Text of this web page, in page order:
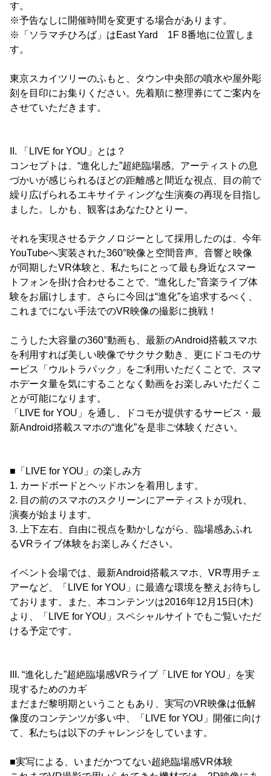
す。
※予告なしに開催時間を変更する場合があります。
※「ソラマチひろば」はEast Yard 1F 8番地に位置しま
す。
東京スカイツリーのふもと、タウン中央部の噴水や屋外彫
刻を目印にお集りください。先着順に整理券にてご案内を
させていただきます。
II. 「LIVE for YOU」とは？
コンセプトは、“進化した”超絶臨場感。アーティストの息
づかいが感じられるほどの距離感と間近な視点、目の前で
繰り広げられるエキサイティングな生演奏の再現を目指し
ました。しかも、観客はあなたひとりー。
それを実現させるテクノロジーとして採用したのは、今年
YouTubeへ実装された360°映像と空間音声。音響と映像
が同期したVR体験と、私たちにとって最も身近なスマー
トフォンを掛け合わせることで、“進化した”音楽ライブ体
験をお届けします。さらに今回は“進化”を追求するべく、
これまでにない手法でのVR映像の撮影に挑戦！
こうした大容量の360°動画も、最新のAndroid搭載スマホ
を利用すれば美しい映像でサクサク動き、更にドコモのサ
ービス「ウルトラパック」をご利用いただくことで、スマ
ホデータ量を気にすることなく動画をお楽しみいただくこ
とが可能になります。
「LIVE for YOU」を通し、ドコモが提供するサービス・最
新Android搭載スマホの“進化”を是非ご体験ください。
■「LIVE for YOU」の楽しみ方
1. カードボードとヘッドホンを着用します。
2. 目の前のスマホのスクリーンにアーティストが現れ、
演奏が始まります。
3. 上下左右、自由に視点を動かしながら、臨場感あふれ
るVRライブ体験をお楽しみください。
イベント会場では、最新Android搭載スマホ、VR専用チェ
アーなど、「LIVE for YOU」に最適な環境を整えお待ちし
ております。また、本コンテンツは2016年12月15日(木)
より、「LIVE for YOU」スペシャルサイトでもご覧いただ
ける予定です。
III. “進化した”超絶臨場感VRライブ「LIVE for YOU」を実
現するためのカギ
まだまだ黎明期ということもあり、実写のVR映像は低解
像度のコンテンツが多い中、「LIVE for YOU」開催に向け
て、私たちは以下のチャレンジをしています。
■実写による、いまだかつてない超絶臨場感VR体験